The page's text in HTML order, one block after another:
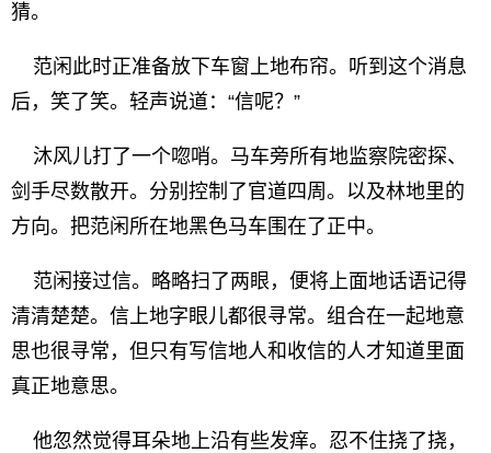
猜。
范闲此时正准备放下车窗上地布帘。听到这个消息
后，笑了笑。轻声说道：“信呢？”
沐风儿打了一个唿哨。马车旁所有地监察院密探、
剑手尽数散开。分别控制了官道四周。以及林地里的
方向。把范闲所在地黑色马车围在了正中。
范闲接过信。略略扫了两眼，便将上面地话语记得
清清楚楚。信上地字眼儿都很寻常。组合在一起地意
思也很寻常，但只有写信地人和收信的人才知道里面
真正地意思。
他忽然觉得耳朵地上沿有些发痒。忍不住挠了挠，